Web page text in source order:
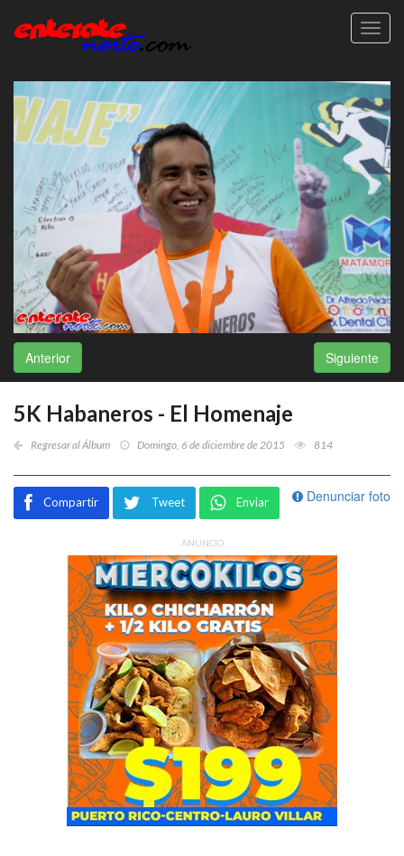
Anterior Siguiente
5K Habaneros - El Homenaje
Regresar al Álbum Domingo, 6 de diciembre de 2015 814
Denunciar foto
Compartir Tweet Enviar
ANUNCIO